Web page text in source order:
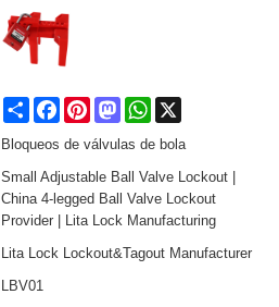
Share FacebookPinterestMastodonWhatsApp
Bloqueos de válvulas de bola
Small Adjustable Ball Valve Lockout |
China 4-legged Ball Valve Lockout
Provider | Lita Lock Manufacturing
Lita Lock Lockout&Tagout Manufacturer
LBV01